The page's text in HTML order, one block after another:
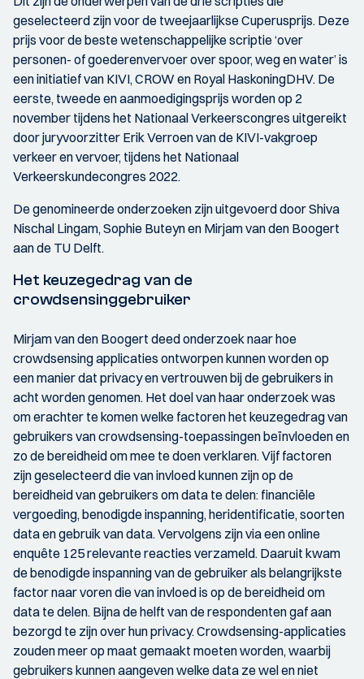
geselecteerd zijn voor de tweejaarlijkse Cuperusprijs. Deze
prijs voor de beste wetenschappelijke scriptie ‘over
personen- of goederenvervoer over spoor, weg en water’ is
een initiatief van KIVI, CROW en Royal HaskoningDHV. De
eerste, tweede en aanmoedigingsprijs worden op 2
november tijdens het Nationaal Verkeerscongres uitgereikt
door juryvoorzitter Erik Verroen van de KIVI-vakgroep
verkeer en vervoer, tijdens het Nationaal
Verkeerskundecongres 2022.
De genomineerde onderzoeken zijn uitgevoerd door Shiva
Nischal Lingam, Sophie Buteyn en Mirjam van den Boogert
aan de TU Delft.
Het keuzegedrag van de
crowdsensinggebruiker
Mirjam van den Boogert deed onderzoek naar hoe
crowdsensing applicaties ontworpen kunnen worden op
een manier dat privacy en vertrouwen bij de gebruikers in
acht worden genomen. Het doel van haar onderzoek was
om erachter te komen welke factoren het keuzegedrag van
gebruikers van crowdsensing-toepassingen beïnvloeden en
zo de bereidheid om mee te doen verklaren. Vijf factoren
zijn geselecteerd die van invloed kunnen zijn op de
bereidheid van gebruikers om data te delen: financiële
vergoeding, benodigde inspanning, heridentificatie, soorten
data en gebruik van data. Vervolgens zijn via een online
enquête 125 relevante reacties verzameld. Daaruit kwam
de benodigde inspanning van de gebruiker als belangrijkste
factor naar voren die van invloed is op de bereidheid om
data te delen. Bijna de helft van de respondenten gaf aan
bezorgd te zijn over hun privacy. Crowdsensing-applicaties
zouden meer op maat gemaakt moeten worden, waarbij
gebruikers kunnen aangeven welke data ze wel en niet